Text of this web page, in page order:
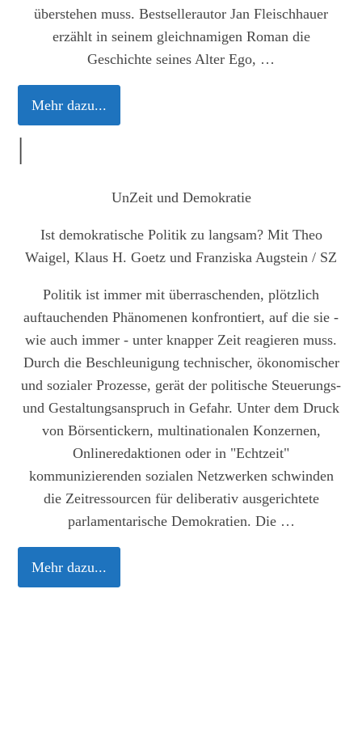
überstehen muss. Bestsellerautor Jan Fleischhauer
erzählt in seinem gleichnamigen Roman die
Geschichte seines Alter Ego, …
Mehr dazu...
|
UnZeit und Demokratie
Ist demokratische Politik zu langsam? Mit Theo
Waigel, Klaus H. Goetz und Franziska Augstein / SZ
Politik ist immer mit überraschenden, plötzlich
auftauchenden Phänomenen konfrontiert, auf die sie -
wie auch immer - unter knapper Zeit reagieren muss.
Durch die Beschleunigung technischer, ökonomischer
und sozialer Prozesse, gerät der politische Steuerungs-
und Gestaltungsanspruch in Gefahr. Unter dem Druck
von Börsentickern, multinationalen Konzernen,
Onlineredaktionen oder in "Echtzeit"
kommunizierenden sozialen Netzwerken schwinden
die Zeitressourcen für deliberativ ausgerichtete
parlamentarische Demokratien. Die …
Mehr dazu...